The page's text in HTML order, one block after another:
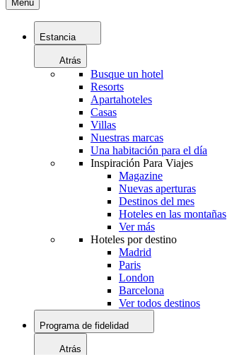
Menú
Estancia
Atrás
Busque un hotel
Resorts
Apartahoteles
Casas
Villas
Nuestras marcas
Una habitación para el día
Inspiración Para Viajes
Magazine
Nuevas aperturas
Destinos del mes
Hoteles en las montañas
Ver más
Hoteles por destino
Madrid
Paris
London
Barcelona
Ver todos destinos
Programa de fidelidad
Atrás